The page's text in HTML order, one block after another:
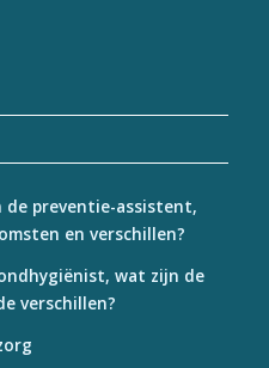
de preventie-assistent,
en verschillen?
wat zijn de
verschillen?